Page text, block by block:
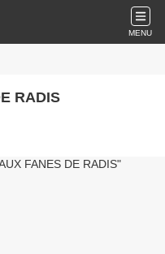
MENU
RADIS